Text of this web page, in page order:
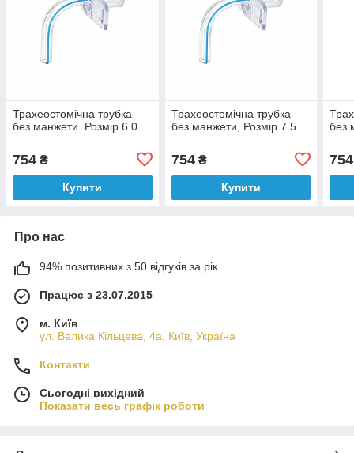
Трахеостомічна трубка
без манжети. Розмір 6.0
754 ₴
Купити
Трахеостомічна трубка
без манжети, Розмір 7.5
754₴
Купити
без
754
Про нас
94% позитивних з 50 відгуків за рік
Працює з 23.07.2015
м. Київ
ул. Велика Кільцева, 4а, Київ, Україна
Контакти
Сьогодні вихідний
Показати весь графік роботи